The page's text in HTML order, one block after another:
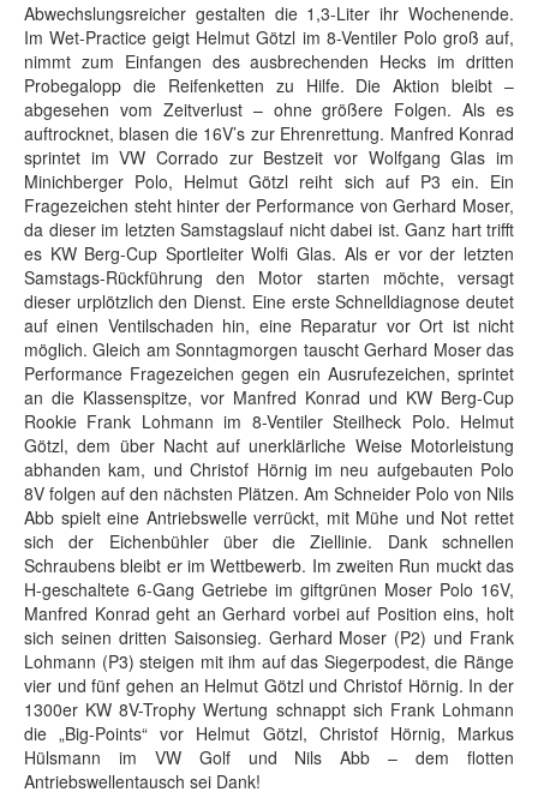
Abwechslungsreicher gestalten die 1,3-Liter ihr Wochenende.
Im Wet-Practice geigt Helmut Götzl im 8-Ventiler Polo groß auf,
nimmt zum Einfangen des ausbrechenden Hecks im dritten
Probegalopp die Reifenketten zu Hilfe. Die Aktion bleibt –
abgesehen vom Zeitverlust – ohne größere Folgen. Als es
auftrocknet, blasen die 16V’s zur Ehrenrettung. Manfred Konrad
sprintet im VW Corrado zur Bestzeit vor Wolfgang Glas im
Minichberger Polo, Helmut Götzl reiht sich auf P3 ein. Ein
Fragezeichen steht hinter der Performance von Gerhard Moser,
da dieser im letzten Samstagslauf nicht dabei ist. Ganz hart trifft
es KW Berg-Cup Sportleiter Wolfi Glas. Als er vor der letzten
Samstags-Rückführung den Motor starten möchte, versagt
dieser urplötzlich den Dienst. Eine erste Schnelldiagnose deutet
auf einen Ventilschaden hin, eine Reparatur vor Ort ist nicht
möglich. Gleich am Sonntagmorgen tauscht Gerhard Moser das
Performance Fragezeichen gegen ein Ausrufezeichen, sprintet
an die Klassenspitze, vor Manfred Konrad und KW Berg-Cup
Rookie Frank Lohmann im 8-Ventiler Steilheck Polo. Helmut
Götzl, dem über Nacht auf unerklärliche Weise Motorleistung
abhanden kam, und Christof Hörnig im neu aufgebauten Polo
8V folgen auf den nächsten Plätzen. Am Schneider Polo von Nils
Abb spielt eine Antriebswelle verrückt, mit Mühe und Not rettet
sich der Eichenbühler über die Ziellinie. Dank schnellen
Schraubens bleibt er im Wettbewerb. Im zweiten Run muckt das
H-geschaltete 6-Gang Getriebe im giftgrünen Moser Polo 16V,
Manfred Konrad geht an Gerhard vorbei auf Position eins, holt
sich seinen dritten Saisonsieg. Gerhard Moser (P2) und Frank
Lohmann (P3) steigen mit ihm auf das Siegerpodest, die Ränge
vier und fünf gehen an Helmut Götzl und Christof Hörnig. In der
1300er KW 8V-Trophy Wertung schnappt sich Frank Lohmann
die „Big-Points“ vor Helmut Götzl, Christof Hörnig, Markus
Hülsmann im VW Golf und Nils Abb – dem flotten
Antriebswellentausch sei Dank!